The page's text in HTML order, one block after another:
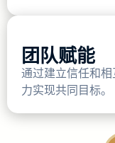
团队赋能
通过建立信任和
力实现共同目标。